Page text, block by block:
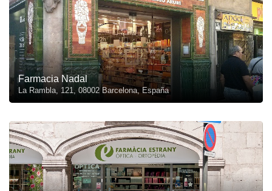
Farmacia Nadal
La Rambla, 121, 08002 Barcelona, España